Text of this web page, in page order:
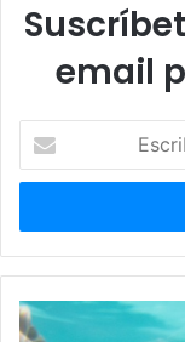
email
correo